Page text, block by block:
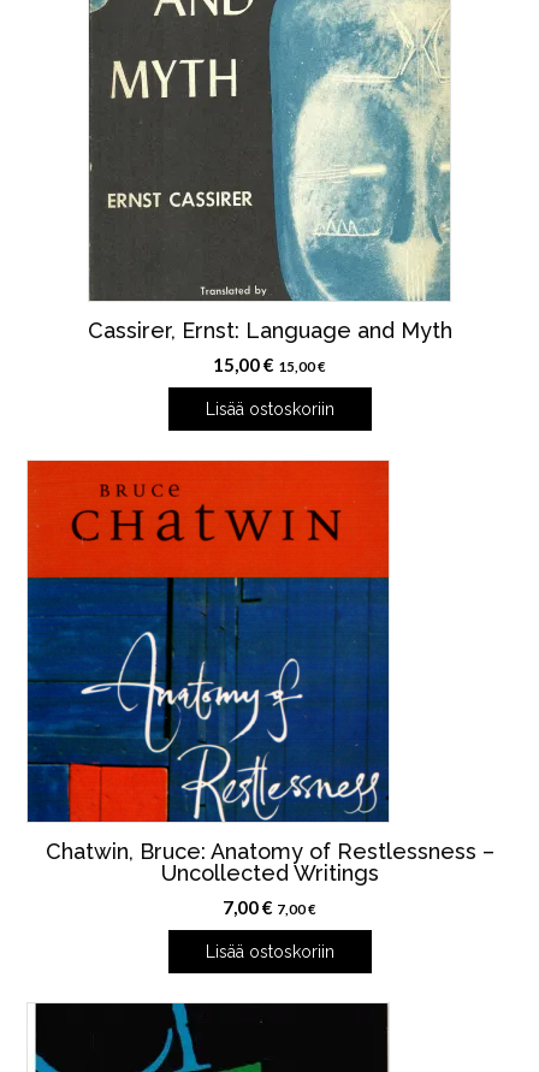
Cassirer, Ernst: Language and Myth
15,00€ 15,00€
Lisää ostoskoriin
Chatwin, Bruce: Anatomy of Restlessness –
Uncollected Writings
7,00€ 7,00€
Lisää ostoskoriin